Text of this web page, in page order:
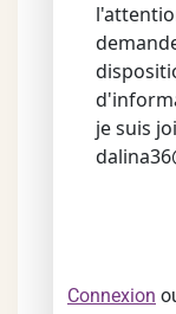
je suis
Connexion